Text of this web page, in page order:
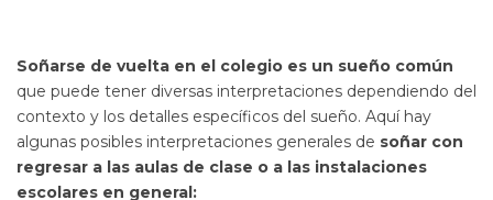
Soñarse de vuelta en el colegio es un sueño común
que puede tener diversas interpretaciones dependiendo del
contexto y los detalles específicos del sueño. Aquí hay
algunas posibles interpretaciones generales de soñar con
regresar a las aulas de clase o a las instalaciones
escolares en general: